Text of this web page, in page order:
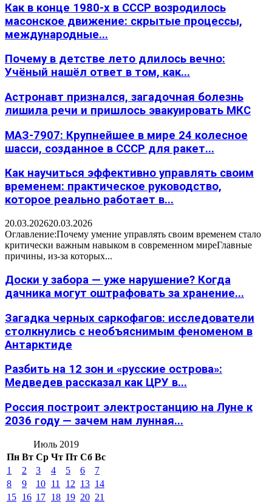
Как в конце 1980-х в СССР возродилось
масонское движение: скрытые процессы,
международные...
Почему в детстве лето длилось вечно:
Учёный нашёл ответ в том, как...
Астронавт признался, загадочная болезнь
лишила речи и пришлось эвакуировать МКС
МАЗ-7907: Крупнейшее в мире 24 колесное
шасси, созданное в СССР для ракет...
Как научиться эффективно управлять своим
временем: практическое руководство,
которое реально работает в...
20.03.202620.03.2026
Оглавление:Почему умение управлять своим временем стало
критически важным навыком в современном миреГлавные
причины, из-за которых...
Доски у забора — уже нарушение? Когда
дачника могут оштрафовать за хранение...
Загадка черных саркофагов: исследователи
столкнулись с необъяснимым феноменом в
Антарктиде
Разбить на 12 зон и «русские острова»:
Медведев рассказал как ЦРУ в...
Россия построит электростанцию на Луне к
2036 году — зачем нам лунная...
Июль 2019
Пн Вт Ср Чт Пт Сб Вс
1
2 3 4 5 6
7
8
9 10 11 12 13 14
15 16 17 18 19 20 21